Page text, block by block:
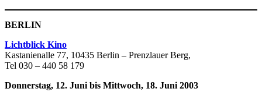
BERLIN
Lichtblick Kino
Kastanienalle 77, 10435 Berlin – Prenzlauer Berg,
Tel 030 – 440 58 179
Donnerstag, 12. Juni bis Mittwoch, 18. Juni 2003